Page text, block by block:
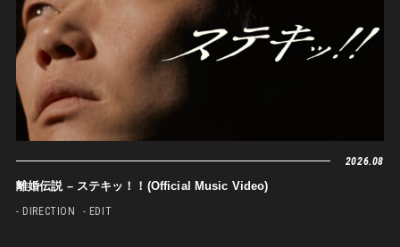
2026.08
離婚伝説 – ステキッ！！(Official Music Video)
- DIRECTION - EDIT